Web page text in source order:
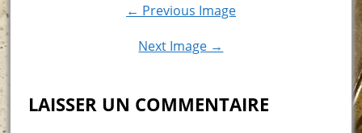
← Previous Image
Next Image →
LAISSER UN COMMENTAIRE